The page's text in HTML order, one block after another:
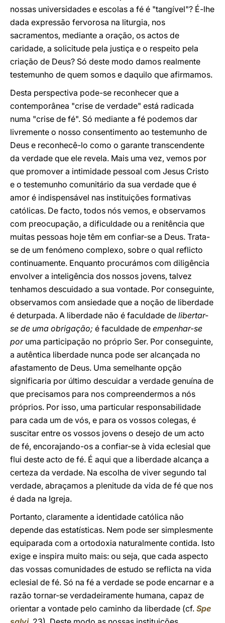
nossas universidades e escolas a fé é "tangível"? É-lhe
dada expressão fervorosa na liturgia, nos
sacramentos, mediante a oração, os actos de
caridade, a solicitude pela justiça e o respeito pela
criação de Deus? Só deste modo damos realmente
testemunho de quem somos e daquilo que afirmamos.
Desta perspectiva pode-se reconhecer que a
contemporânea "crise de verdade" está radicada
numa "crise de fé". Só mediante a fé podemos dar
livremente o nosso consentimento ao testemunho de
Deus e reconhecê-lo como o garante transcendente
da verdade que ele revela. Mais uma vez, vemos por
que promover a intimidade pessoal com Jesus Cristo
e o testemunho comunitário da sua verdade que é
amor é indispensável nas instituições formativas
católicas. De facto, todos nós vemos, e observamos
com preocupação, a dificuldade ou a renitência que
muitas pessoas hoje têm em confiar-se a Deus. Trata-
se de um fenómeno complexo, sobre o qual reflicto
continuamente. Enquanto procurámos com diligência
envolver a inteligência dos nossos jovens, talvez
tenhamos descuidado a sua vontade. Por conseguinte,
observamos com ansiedade que a noção de liberdade
é deturpada. A liberdade não é faculdade de libertar-
se de uma obrigação; é faculdade de empenhar-se
poruma participação no próprio Ser. Por conseguinte,
a autêntica liberdade nunca pode ser alcançada no
afastamento de Deus. Uma semelhante opção
significaria por último descuidar a verdade genuína de
que precisamos para nos compreendermos a nós
próprios. Por isso, uma particular responsabilidade
para cada um de vós, e para os vossos colegas, é
suscitar entre os vossos jovens o desejo de um acto
de fé, encorajando-os a confiar-se à vida eclesial que
flui deste acto de fé. É aqui que a liberdade alcança a
certeza da verdade. Na escolha de viver segundo tal
verdade, abraçamos a plenitude da vida de fé que nos
é dada na Igreja.
Portanto, claramente a identidade católica não
depende das estatísticas. Nem pode ser simplesmente
equiparada com a ortodoxia naturalmente contida. Isto
exige e inspira muito mais: ou seja, que cada aspecto
das vossas comunidades de estudo se reflicta na vida
eclesial de fé. Só na fé a verdade se pode encarnar e a
razão tornar-se verdadeiramente humana, capaz de
orientar a vontade pelo caminho da liberdade (cf. Spe